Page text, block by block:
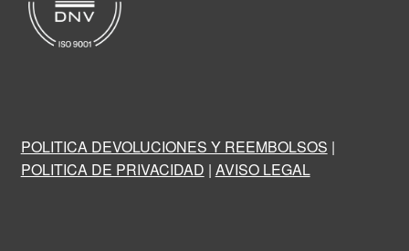
POLITICA DEVOLUCIONES Y REEMBOLSOS |
POLITICA DE PRIVACIDAD | AVISO LEGAL